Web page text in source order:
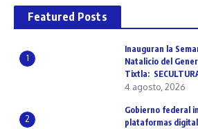
Featured Posts
1
Inauguran la
Natalicio del
Tixtla:
4 agosto, 2026
2
Gobierno federal
plataformas